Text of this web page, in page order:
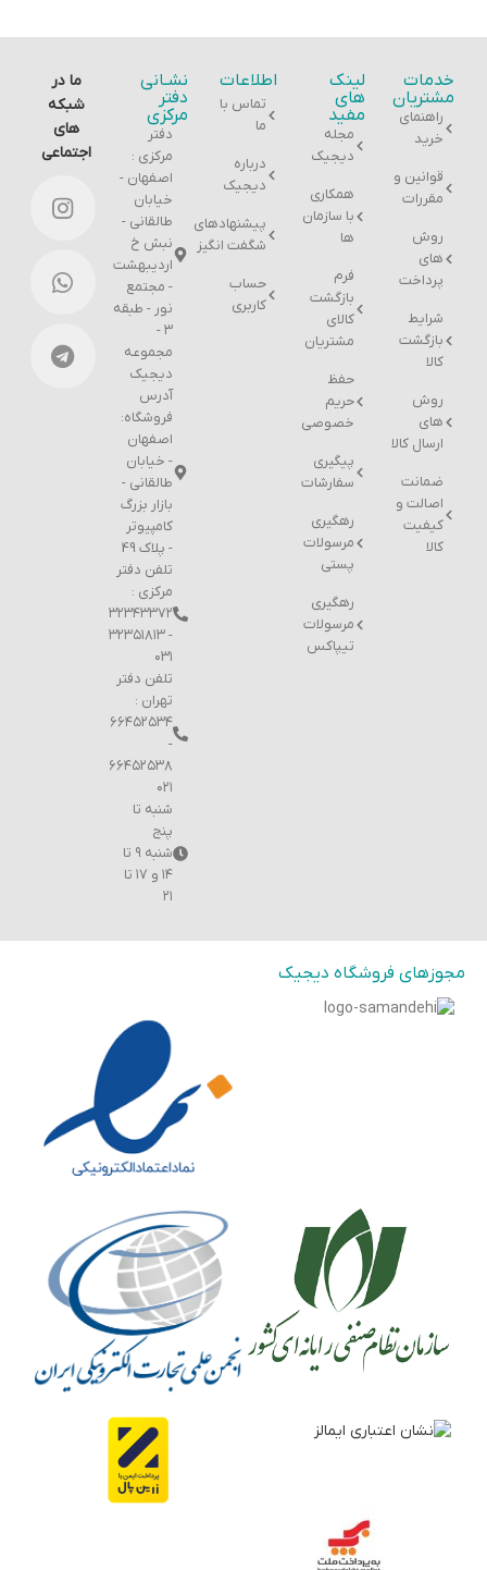
خدمات
مشتریان
راهنمای
خرید
قوانین و
مقررات
روش
های
پرداخت
شرایط
بازگشت
کالا
روش
های
ارسال کالا
ضمانت
اصالت و
کیفیت
کالا
لینک
های
مفید
مجله
دیجیک
همکاری
با سازمان
ها
فرم
بازگشت
کالای
مشتریان
حفظ
حریم
خصوصی
پیگیری
سفارشات
رهگیری
مرسولات
پستی
رهگیری
مرسولات
تیپاکس
اطلاعات
تماس با
ما
درباره
دیجیک
پیشنهادهای
شگفت انگیز
حساب
کاربری
نشـانی
دفتر
مرکزی
دفتر
مرکزی :
اصفهان -
خیابان
طالقانی -
نبش خ
اردیبهشت
- مجتمع
نور - طبقه
۳ -
مجموعه
دیجیک
آدرس
فروشگاه:
اصفهان
- خیابان
طالقانی -
بازار بزرگ
کامپیوتر
- پلاک 49
تلفن دفتر
مرکزی :
۳۲۳۴۳۳۷۲
- ۳۲۳۵۱۸۱۳
۰۳۱
تلفن دفتر
تهران :
۶۶۴۵۲۵۳۴
-
۶۶۴۵۲۵۳۸
۰۲۱
شنبه تا
پنج
شنبه ۹ تا
۱۴ و ۱۷ تا
۲۱
ما در
شبکه
های
اجتماعی
مجوزهای فروشگاه دیجیک